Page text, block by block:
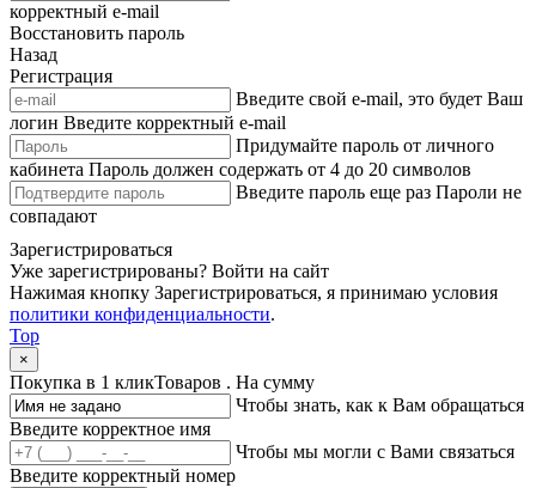
корректный e-mail
Восстановить пароль
Назад
Регистрация
Введите свой e-mail, это будет Ваш
логин Введите корректный e-mail
Придумайте пароль от личного
кабинета Пароль должен содержать от 4 до 20 символов
Введите пароль еще раз Пароли не
совпадают
Зарегистрироваться
Уже зарегистрированы? Войти на сайт
Нажимая кнопку Зарегистрироваться, я принимаю условия
политики конфиденциальности.
Top
×
Покупка в 1 кликТоваров . На сумму
Чтобы знать, как к Вам обращаться
Введите корректное имя
Чтобы мы могли с Вами связаться
Введите корректный номер